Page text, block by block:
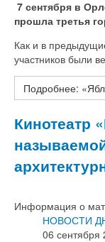
7 сентября в
прошла третья
Как и в
участников были
Подробнее:
Кинотеатр
Информация о
НОВОСТИ
06 сентября